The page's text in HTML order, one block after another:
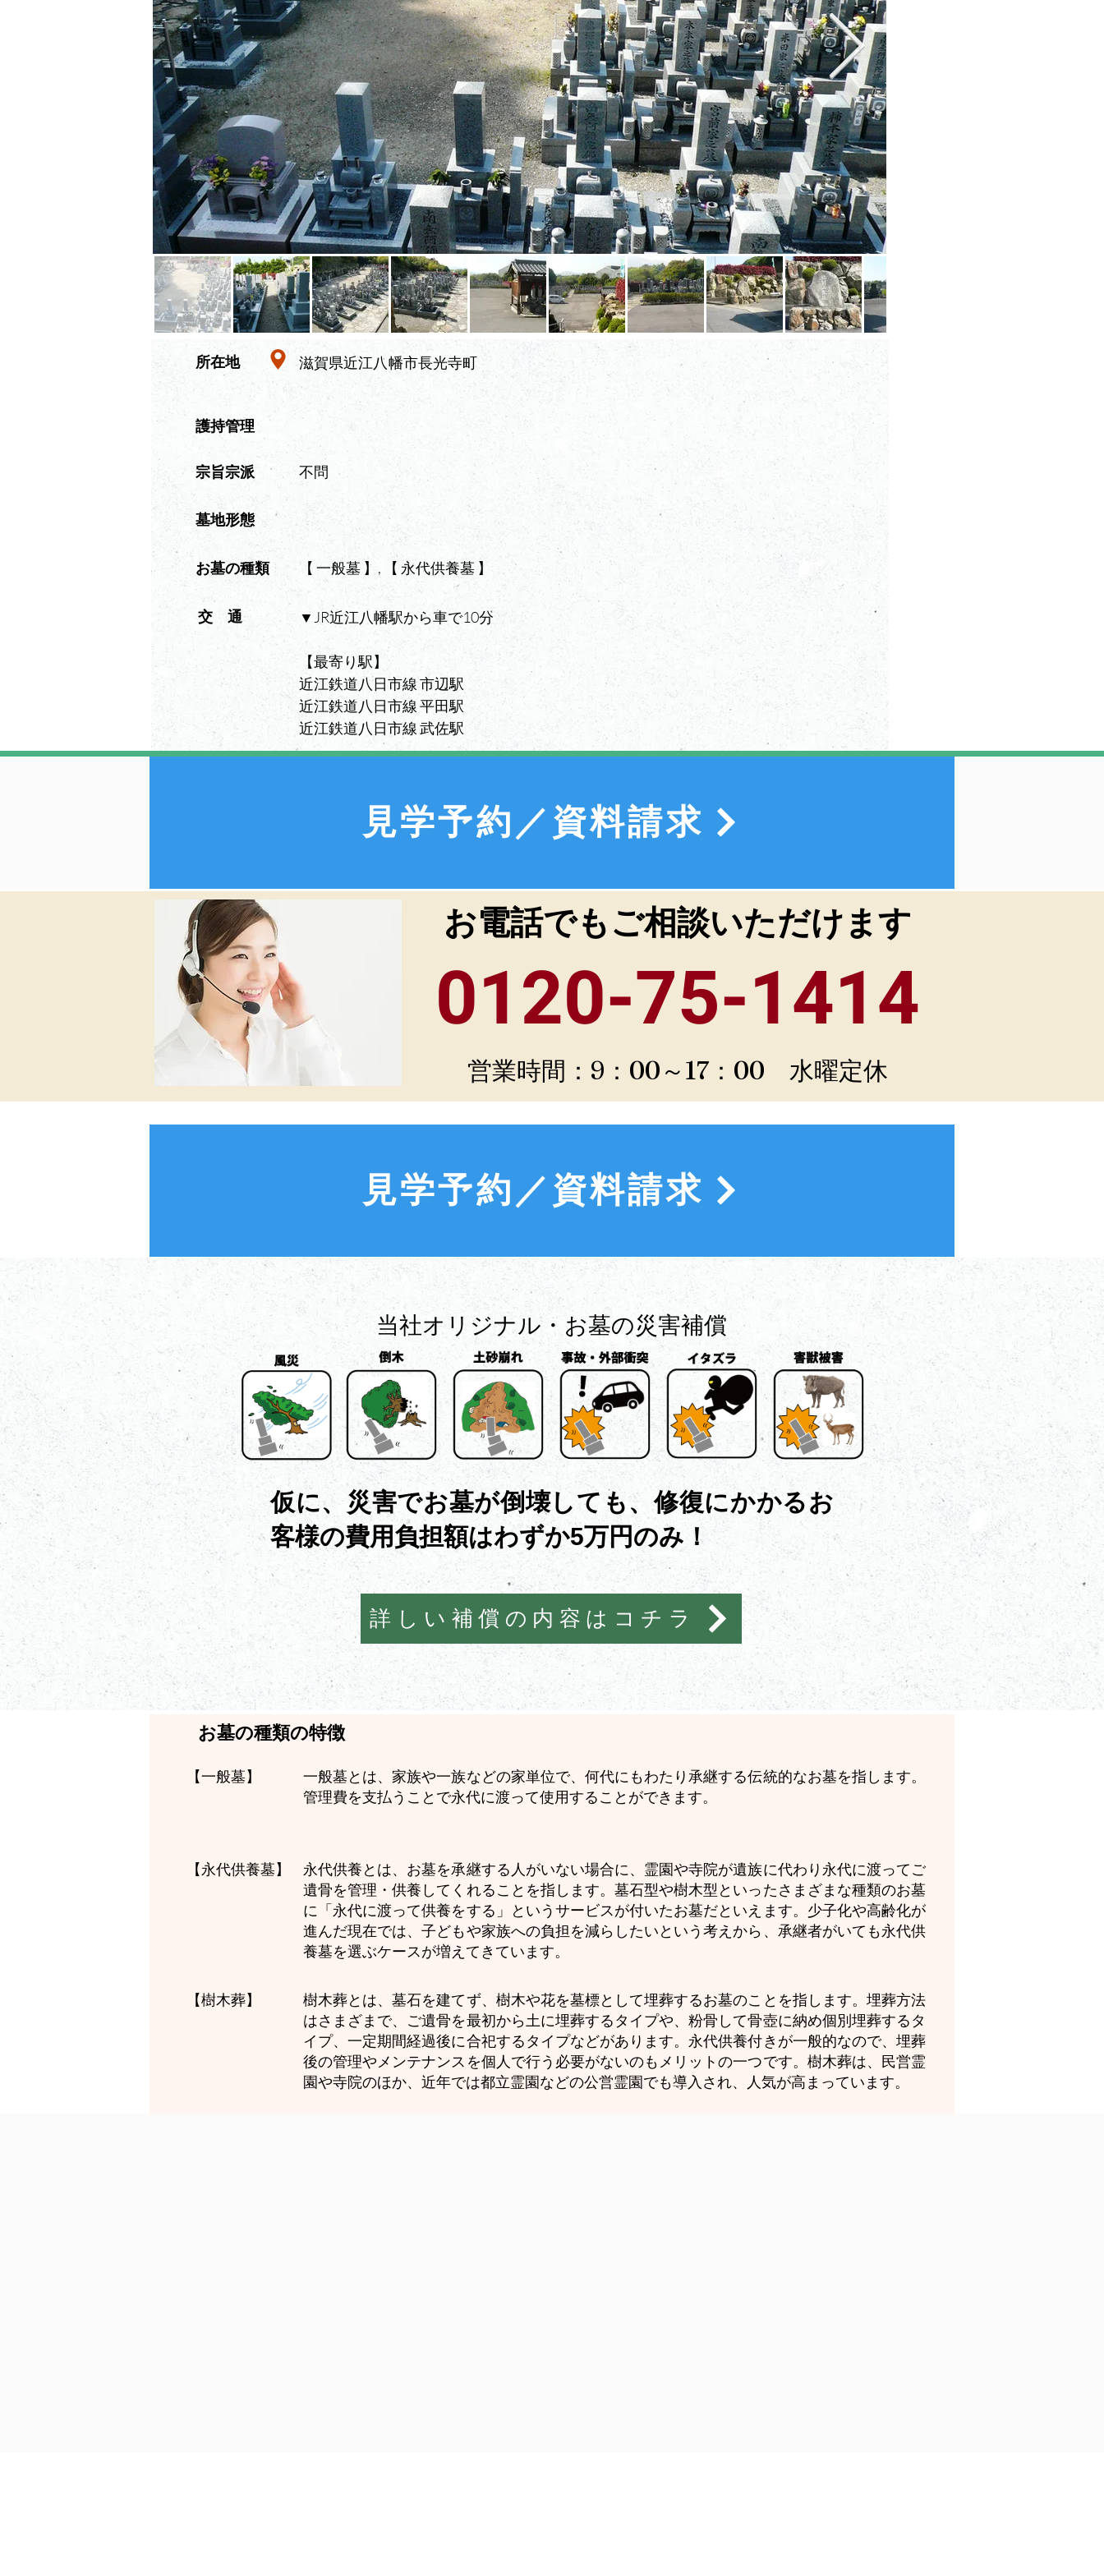
​所在地 滋賀県近江八幡市長光寺町
​護持管理
​宗旨宗派 不問
墓地形態
​お墓の種類 【 一般墓 】, 【 永代供養墓 】
交 通 ▼JR近江八幡駅から車で10分
【最寄り駅】
近江鉄道八日市線 市辺駅
近江鉄道八日市線 平田駅
近江鉄道八日市線 武佐駅
見学予約／資料請求
お電話でもご相談いただけます
0120-75-1414
営業時間：9：00～17：00 水曜定休
見学予約／資料請求
​当社オリジナル・お墓の災害補償
仮に、災害でお墓が倒壊しても、修復にかかるお
客様の費用負担額はわずか5万円のみ！
詳しい補償の内容はコチラ
お墓の種類の特徴
一般墓とは、家族や一族などの家単位で、何代にもわたり承継する伝統的なお墓を指します。
管理費を支払うことで永代に渡って使用することができます。
【一般墓】
永代供養とは、お墓を承継する人がいない場合に、霊園や寺院が遺族に代わり永代に渡ってご
遺骨を管理・供養してくれることを指します。墓石型や樹木型といったさまざまな種類のお墓
に「永代に渡って供養をする」というサービスが付いたお墓だといえます。少子化や高齢化が
進んだ現在では、子どもや家族への負担を減らしたいという考えから、承継者がいても永代供
養墓を選ぶケースが増えてきています。
【永代供養墓】
樹木葬とは、墓石を建てず、樹木や花を墓標として埋葬するお墓のことを指します。埋葬方法
はさまざまで、ご遺骨を最初から土に埋葬するタイプや、粉骨して骨壺に納め個別埋葬するタ
イプ、一定期間経過後に合祀するタイプなどがあります。永代供養付きが一般的なので、埋葬
後の管理やメンテナンスを個人で行う必要がないのもメリットの一つです。樹木葬は、民営霊
園や寺院のほか、近年では都立霊園などの公営霊園でも導入され、人気が高まっています。
【樹木葬】